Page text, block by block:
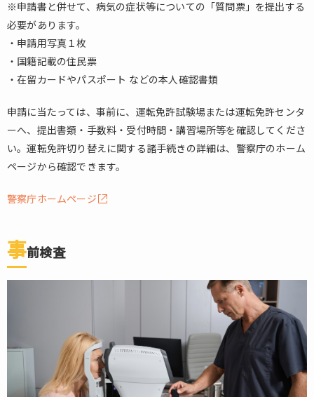
※申請書と併せて、病気の症状等についての「質問票」を提出する
必要があります。
・申請用写真１枚
・国籍記載の住民票
・在留カードやパスポート などの本人確認書類
申請に当たっては、事前に、運転免許試験場または運転免許センタ
ーへ、提出書類・手数料・受付時間・講習場所等を確認してくださ
い。運転免許切り替えに関する諸手続きの詳細は、警察庁のホーム
ページから確認できます。
警察庁ホームページ
事前検査